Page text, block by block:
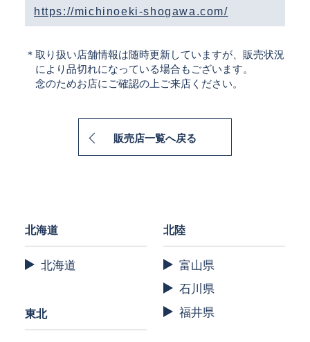
https://michinoeki-shogawa.com/
＊取り扱い店舗情報は随時更新していますが、販売状況
により品切れになっている場合もございます。
念のためお店にご確認の上ご来店ください。
販売店一覧へ戻る
北海道
北海道
東北
北陸
富山県
石川県
福井県